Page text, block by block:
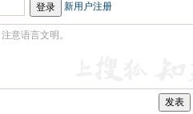
新用户注册